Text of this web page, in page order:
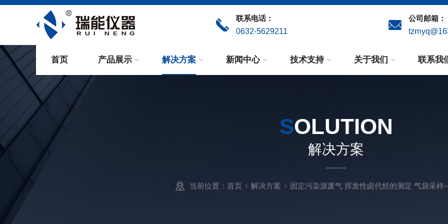
联系电话：
0632-5629211
公司邮箱：
首页 产品展示 解决方案 新闻中心 技术支持 关于我们 联系我
SOLUTION
解决方案
当前位置： 首页 解决方案 固定污染源废气 挥发性卤代烃的测定 气袋采